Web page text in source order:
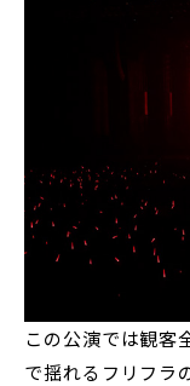
この公演では観客
で揺れるフリフラ